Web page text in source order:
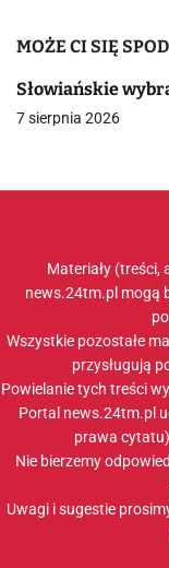
MOŻE CI SIĘ
Słowiańskie
7 sierpnia 2026
Materiały (treści,
news.24tm.pl mogą
Wszystkie pozostałe
przysługują
Powielanie tych treści
Portal news.24tm.pl
prawa
Nie bierzemy
Uwagi i sugestie